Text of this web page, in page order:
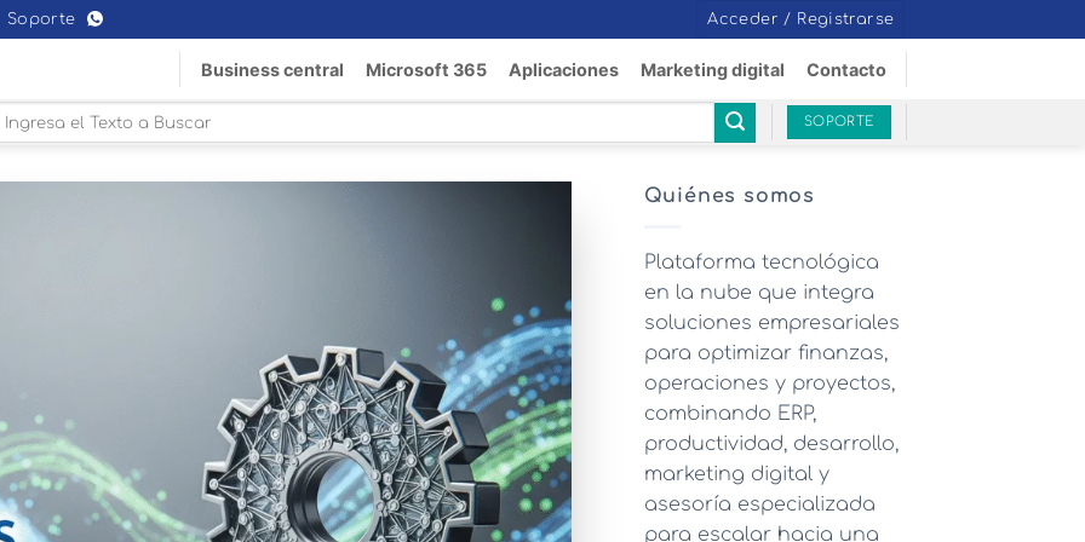
Soporte Acceder / Registrarse
Business central Microsoft 365 Aplicaciones Marketing digital Contacto
Buscar
por:
SOPORTE
Quiénes somos
Plataforma tecnológica
en la nube que integra
soluciones empresariales
para optimizar finanzas,
operaciones y proyectos,
combinando ERP,
productividad, desarrollo,
marketing digital y
asesoría especializada
para escalar hacia una